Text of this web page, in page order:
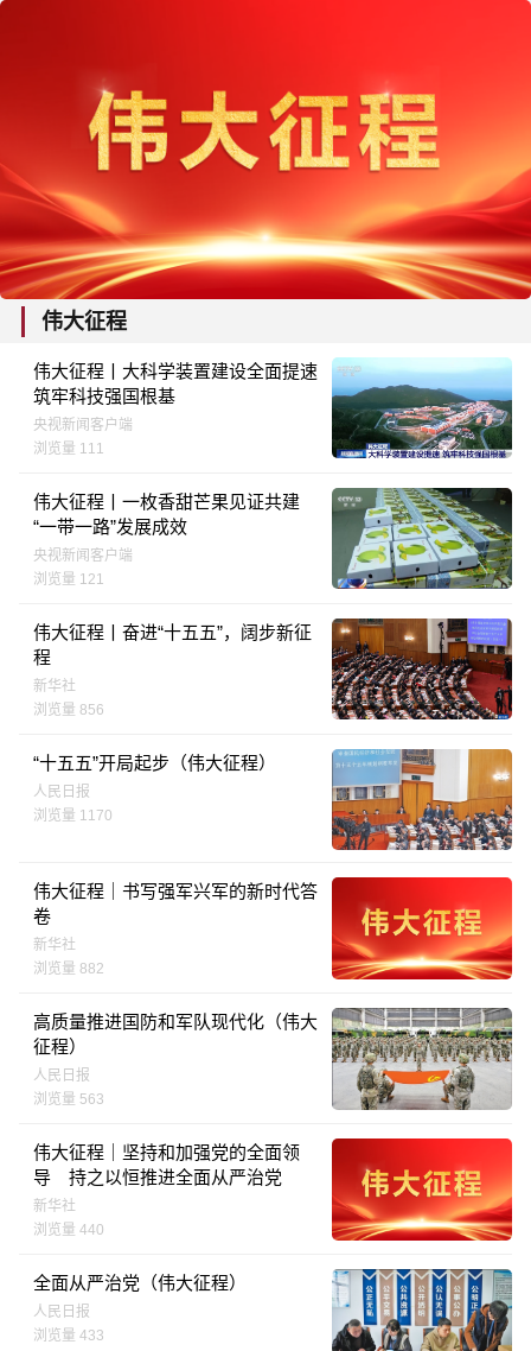
伟大征程
伟大征程丨大科学装置建设全面提速
筑牢科技强国根基
央视新闻客户端
浏览量 111
伟大征程丨一枚香甜芒果见证共建
“一带一路”发展成效
央视新闻客户端
浏览量 121
伟大征程丨奋进“十五五”，阔步新征
程
新华社
浏览量 856
“十五五”开局起步（伟大征程）
人民日报
浏览量 1170
伟大征程｜书写强军兴军的新时代答
卷
新华社
浏览量 882
高质量推进国防和军队现代化（伟大
征程）
人民日报
浏览量 563
伟大征程｜坚持和加强党的全面领
导 持之以恒推进全面从严治党
新华社
浏览量 440
全面从严治党（伟大征程）
人民日报
浏览量 433